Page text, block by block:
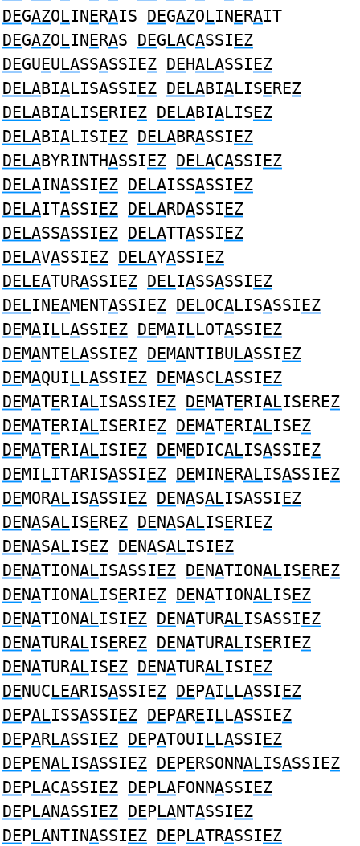
DEGAZOLINERAIS DEGAZOLINERAIT
DEGAZOLINERAS DEGLACASSIEZ
DEGUEULASSASSIEZ DEHALASSIEZ
DELABIALISASSIEZ DELABIALISEREZ
DELABIALISERIEZ DELABIALISEZ
DELABIALISIEZ DELABRASSIEZ
DELABYRINTHASSIEZ DELACASSIEZ
DELAINASSIEZ DELAISSASSIEZ
DELAITASSIEZ DELARDASSIEZ
DELASSASSIEZ DELATTASSIEZ
DELAVASSIEZ DELAYASSIEZ
DELEATURASSIEZ DELIASSASSIEZ
DELINEAMENTASSIEZ DELOCALISASSIEZ
DEMAILLASSIEZ DEMAILLOTASSIEZ
DEMANTELASSIEZ DEMANTIBULASSIEZ
DEMAQUILLASSIEZ DEMASCLASSIEZ
DEMATERIALISASSIEZ DEMATERIALISEREZ
DEMATERIALISERIEZ DEMATERIALISEZ
DEMATERIALISIEZ DEMEDICALISASSIEZ
DEMILITARISASSIEZ DEMINERALISASSIEZ
DEMORALISASSIEZ DENASALISASSIEZ
DENASALISEREZ DENASALISERIEZ
DENASALISEZ DENASALISIEZ
DENATIONALISASSIEZ DENATIONALISEREZ
DENATIONALISERIEZ DENATIONALISEZ
DENATIONALISIEZ DENATURALISASSIEZ
DENATURALISEREZ DENATURALISERIEZ
DENATURALISEZ DENATURALISIEZ
DENUCLEARISASSIEZ DEPAILLASSIEZ
DEPALISSASSIEZ DEPAREILLASSIEZ
DEPARLASSIEZ DEPATOUILLASSIEZ
DEPENALISASSIEZ DEPERSONNALISASSIEZ
DEPLACASSIEZ DEPLAFONNASSIEZ
DEPLANASSIEZ DEPLANTASSIEZ
DEPLANTINASSIEZ DEPLATRASSIEZ